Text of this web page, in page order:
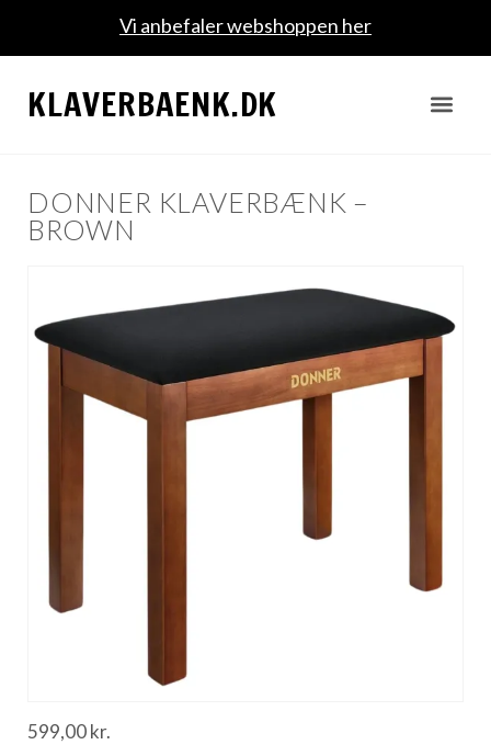
Vi anbefaler webshoppen her
KLAVERBAENK.DK
DONNER KLAVERBÆNK –
BROWN
599,00kr.